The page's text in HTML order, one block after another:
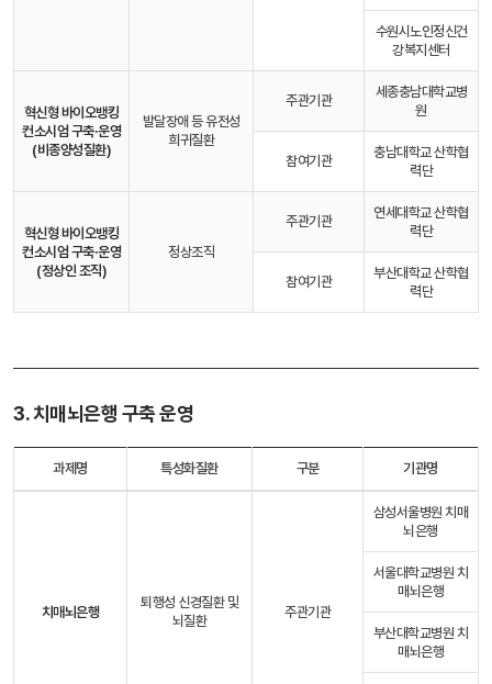
수원시노인정신건
강복지센터
혁신형 바이오뱅킹
컨소시엄 구축·운영
(비종양성질환)
발달장애 등 유전성
희귀질환
주관기관
세종충남대학교병
원
참여기관
충남대학교 산학협
력단
혁신형 바이오뱅킹
컨소시엄 구축·운영
(정상인 조직)
정상조직
주관기관
연세대학교 산학협
력단
참여기관
부산대학교 산학협
력단
3. 치매뇌은행 구축 운영
과제명 특성화질환 구분 기관명
치매뇌은행
퇴행성 신경질환 및
뇌질환
주관기관
삼성서울병원 치매
뇌은행
서울대학교병원 치
매뇌은행
부산대학교병원 치
매뇌은행